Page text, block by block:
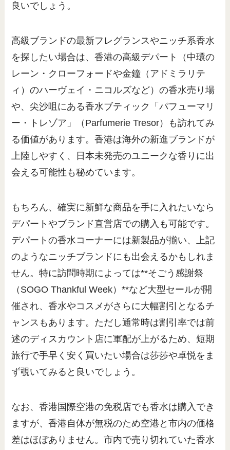
良いでしょう。
高級ブランドの最新フレグランスやニッチ系香水
を探したい場合は、香港の高級デパート（中環の
レーン・クローフォードや金鐘（アドミラリテ
ィ）のハーヴェイ・ニコルズなど）の香水売り場
や、尖沙咀にある香水ブティック「パフューマリ
ー・トレゾア」（Parfumerie Tresor）も訪れてみ
る価値があります。香港は海外の新進ブランドが
上陸しやすく、日本未発売のユニークな香りに出
会える可能性も秘めています。
もちろん、確実に新鮮な商品を手に入れたいなら
デパートやブランド直営店での購入も可能です。
デパートの香水コーナーには新製品が揃い、上記
のようなニッチブランドにも出会えるかもしれま
せん。特に訪問時期によっては**そごう感謝祭
（SOGO Thankful Week）**など大型セールが開
催され、香水やコスメがさらに大幅割引となるチ
ャンスもあります。ただし通常時は割引率では前
述のディスカウント店に軍配が上がるため、短期
旅行で手早く安く買いたい場合は莎莎や卓悦をま
ず覗いてみると良いでしょう。
なお、香港国際空港の免税店でも香水は購入でき
ますが、香港自体が無税のため空港と市内の価格
差はほぼありません。市内で売り切れていた香水